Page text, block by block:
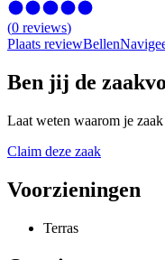
(0 reviews)
Plaats reviewBellen
Ben jij de
Laat weten waarom je
Claim deze zaak
Voorzieningen
Terras